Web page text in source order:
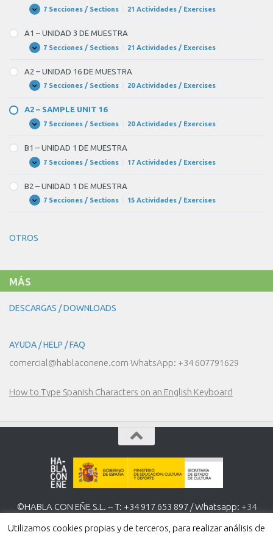
Expandir
A1
SAMPLE
UNIT
3
7 Secciones / Sections 21 Actividades / Exercises
A1 – UNIDAD 3 DE MUESTRA
Expandir
A1
UNIDAD
3
DE
7 Secciones / Sections 21 Actividades / Exercises
A2 – UNIDAD 16 DE MUESTRA
Expandir
A2
UNIDAD
16
DE
MUESTRA
7 Secciones / Sections 20 Actividades / Exercises
A2 – SAMPLE UNIT 16
Expandir
A2
SAMPLE
UNIT
16
7 Secciones / Sections 20 Actividades / Exercises
B1 – UNIDAD 1 DE MUESTRA
Expandir
B1
UNIDAD
1
DE
MUESTRA
7 Secciones / Sections 17 Actividades / Exercises
B2 – UNIDAD 1 DE MUESTRA
Expandir
B2
DE
7 Secciones / Sections 15 Actividades / Exercises
OTROS
MÁS
DESCARGAS / DOWNLOADS
AYUDA / HELP / FAQ
comercial@hablaconene.com WhatsApp: +34 607791629
How to Type Spanish Characters on an English Keyboard
©HABLA CON EÑE S.L. -- T: +34 917 653 897 / Whatsapp: +34
Utilizamos cookies propias y de terceros, para realizar análisis de